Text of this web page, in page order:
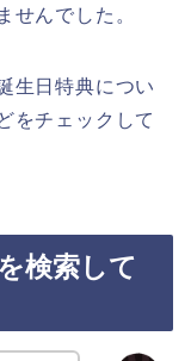
せんでした。
生日特典につい
をチェックして
検索して